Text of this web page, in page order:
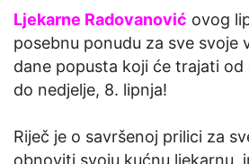
Ljekarne Radovanović ovog
posebnu ponudu za sve svoje
dane popusta koji će trajati
do nedjelje, 8. lipnja!
Riječ je o savršenoj prilici za